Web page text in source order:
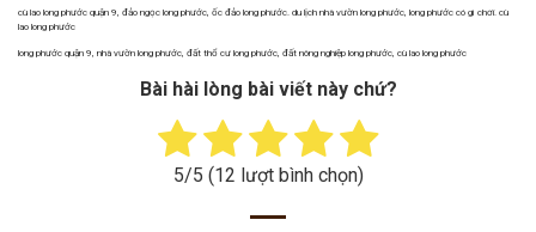
cù lao long phước quận 9, đảo ngọc long phước, ốc đảo long phước. du lịch nhà vườn long phước, long phước có gì chơi. cù
lao long phước
long phước quận 9, nhà vườn long phước, đất thổ cư long phước, đất nông nghiệp long phước, cù lao long phước
Bài hài lòng bài viết này chứ?
5/5 (12 lượt bình chọn)